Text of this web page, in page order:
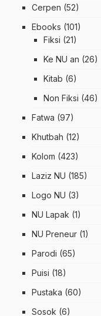
Cerpen (52)
Ebooks (101)
Fiksi (21)
Ke NU an (26)
Kitab (6)
Non Fiksi (46)
Fatwa (97)
Khutbah (12)
Kolom (423)
Laziz NU (185)
Logo NU (3)
NU Lapak (1)
NU Preneur (1)
Parodi (65)
Puisi (18)
Pustaka (60)
Sosok (6)